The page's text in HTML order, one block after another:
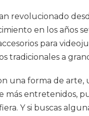
revolucionado
en los años
para
tradicionales a
una forma de
más entretenidos,
Y si buscas